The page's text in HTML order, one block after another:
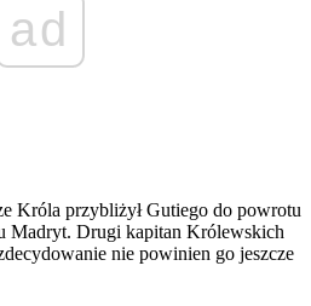
ad
Króla przybliżył Gutiego do powrotu
Madryt. Drugi kapitan Królewskich
nie powinien go jeszcze